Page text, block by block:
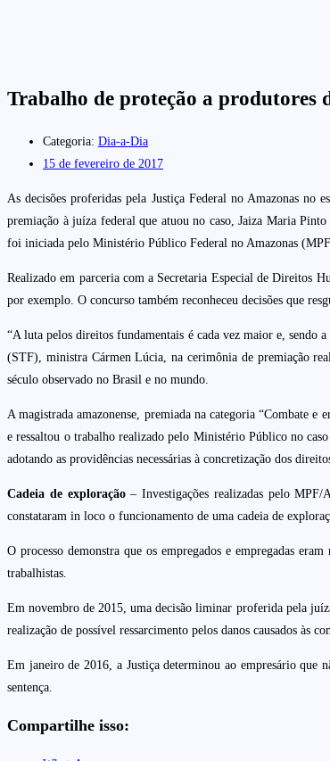
Trabalho de proteção a produtores
Categoria: Dia-a-Dia
15 de fevereiro de 2017
As decisões proferidas pela Justiça Federal no Amazonas no
premiação à juíza federal que atuou no caso, Jaiza Maria
foi iniciada pelo Ministério Público Federal no Amazonas
Realizado em parceria com a Secretaria Especial de Direitos
por exemplo. O concurso também reconheceu decisões que
“A luta pelos direitos fundamentais é cada vez maior e, sendo
(STF), ministra Cármen Lúcia, na cerimônia de premiação
século observado no Brasil e no mundo.
A magistrada amazonense, premiada na categoria “Combate
e ressaltou o trabalho realizado pelo Ministério Público no
adotando as providências necessárias à concretização dos
Cadeia de exploração– Investigações realizadas pelo
constataram in loco o funcionamento de uma cadeia de
O processo demonstra que os empregados e empregadas
trabalhistas.
Em novembro de 2015, uma decisão liminar proferida pela
realização de possível ressarcimento pelos danos causados às
Em janeiro de 2016, a Justiça determinou ao empresário que
sentença.
Compartilhe isso: